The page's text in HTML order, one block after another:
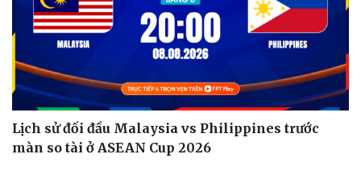
Lịch sử đối đầu Malaysia vs Philippines trước
màn so tài ở ASEAN Cup 2026